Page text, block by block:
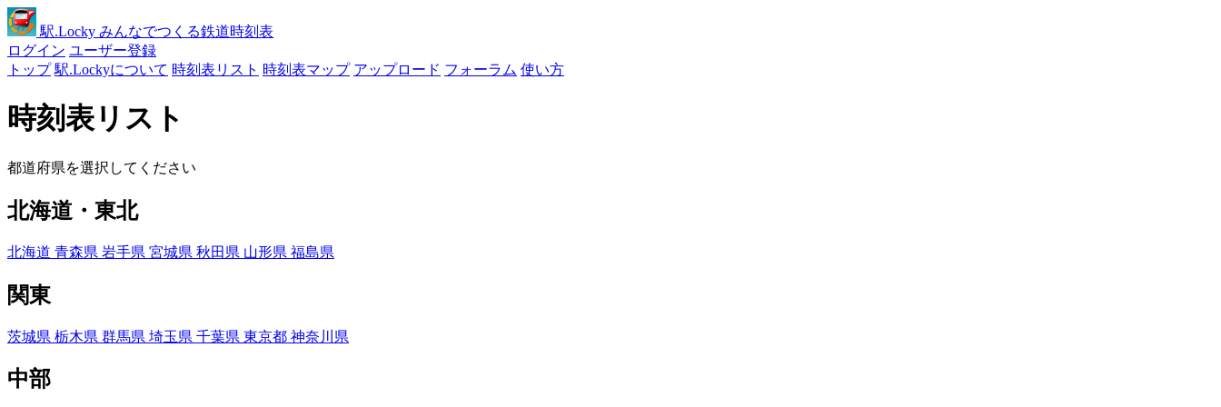
駅.Locky みんなでつくる鉄道時刻表
ログイン ユーザー登録
トップ 駅.Lockyについて 時刻表リスト 時刻表マップ アップロード フォーラム 使い方
時刻表リスト
都道府県を選択してください
北海道・東北
北海道 青森県 岩手県 宮城県 秋田県 山形県 福島県
関東
茨城県 栃木県 群馬県 埼玉県 千葉県 東京都 神奈川県
中部